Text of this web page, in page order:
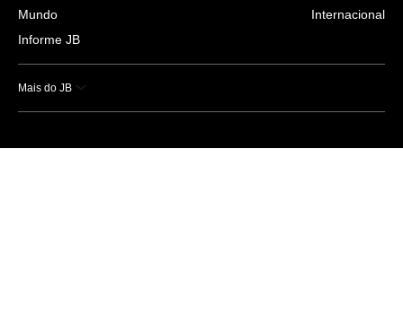
Mundo
Informe JB
Internacional
Mais do JB
Esportes